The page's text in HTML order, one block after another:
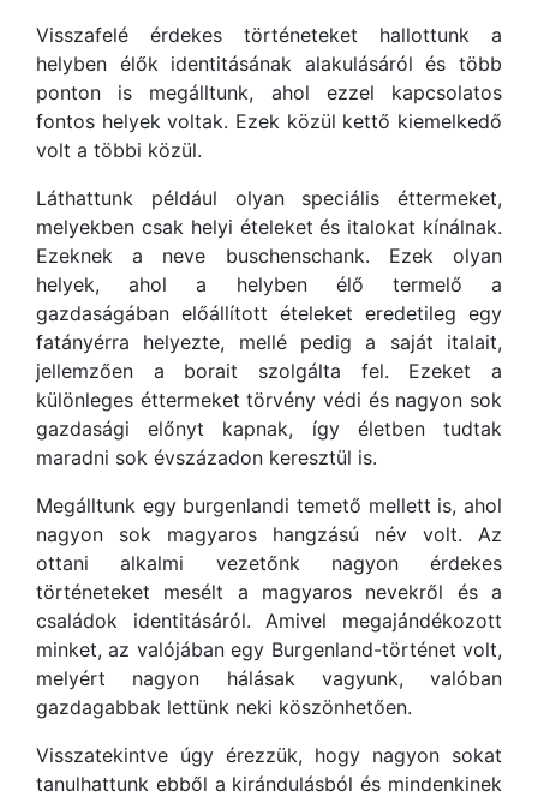
Visszafelé érdekes történeteket hallottunk a
helyben élők identitásának alakulásáról és több
ponton is megálltunk, ahol ezzel kapcsolatos
fontos helyek voltak. Ezek közül kettő kiemelkedő
volt a többi közül.
Láthattunk például olyan speciális éttermeket,
melyekben csak helyi ételeket és italokat kínálnak.
Ezeknek a neve buschenschank. Ezek olyan
helyek, ahol a helyben élő termelő a
gazdaságában előállított ételeket eredetileg egy
fatányérra helyezte, mellé pedig a saját italait,
jellemzően a borait szolgálta fel. Ezeket a
különleges éttermeket törvény védi és nagyon sok
gazdasági előnyt kapnak, így életben tudtak
maradni sok évszázadon keresztül is.
Megálltunk egy burgenlandi temető mellett is, ahol
nagyon sok magyaros hangzású név volt. Az
ottani alkalmi vezetőnk nagyon érdekes
történeteket mesélt a magyaros nevekről és a
családok identitásáról. Amivel megajándékozott
minket, az valójában egy Burgenland-történet volt,
melyért nagyon hálásak vagyunk, valóban
gazdagabbak lettünk neki köszönhetően.
Visszatekintve úgy érezzük, hogy nagyon sokat
tanulhattunk ebből a kirándulásból és mindenkinek